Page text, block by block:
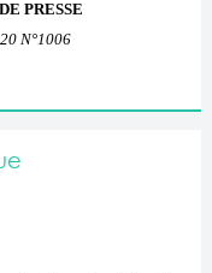
PRESSE
N°1006